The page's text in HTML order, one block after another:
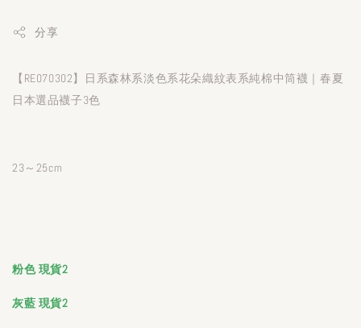
分享
【RE070302】日系森林系淡色系花朵織紋表系純棉中筒襪｜春夏
日本選品襪子3色
23～25cm
粉色 現貨2
灰藍 現貨2